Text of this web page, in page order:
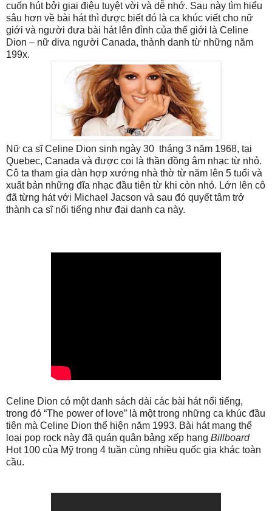
cuốn hút bởi giai điệu tuyệt vời và dễ nhớ. Sau này tìm hiểu
sâu hơn về bài hát thì được biết đó là ca khúc viết cho nữ
giới và người đưa bài hát lên đỉnh của thế giới là Celine
Dion – nữ diva người Canada, thành danh từ những năm
199x.
Nữ ca sĩ Celine Dion sinh ngày 30 tháng 3 năm 1968, tại
Quebec, Canada và được coi là thần đồng âm nhạc từ nhỏ.
Cô ta tham gia dàn hợp xướng nhà thờ từ năm lên 5 tuổi và
xuất bản những đĩa nhạc đầu tiên từ khi còn nhỏ. Lớn lên cô
đã từng hát với Michael Jacson và sau đó quyết tâm trở
thành ca sĩ nổi tiếng như đại danh ca này.
Celine Dion có một danh sách dài các bài hát nổi tiếng,
trong đó “The power of love” là một trong những ca khúc đầu
tiên mà Celine Dion thể hiện năm 1993. Bài hát mang thể
loại pop rock này đã quán quân bảng xếp hạng Billboard
Hot 100 của Mỹ trong 4 tuần cùng nhiều quốc gia khác toàn
cầu.